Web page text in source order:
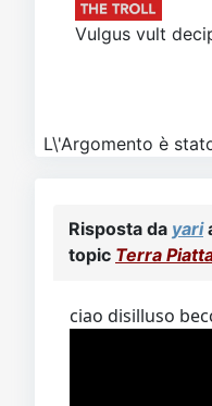
Vulgus vult
L\'Argomento è
Risposta da yari
topic Terra
ciao disilluso